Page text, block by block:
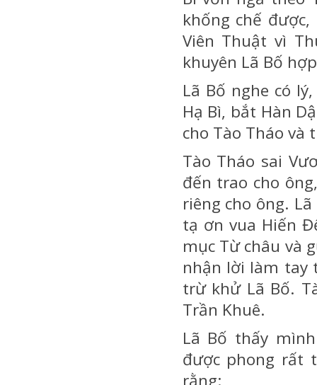
khống chế
Viên Thuật vì
khuyên Lã Bố
Lã Bố nghe có
Hạ Bì, bắt Hàn
cho Tào Tháo và
Tào Tháo sai
đến trao cho
riêng cho ông.
tạ ơn vua Hiến
mục Từ châu và
nhận lời làm tay
trừ khử Lã Bố.
Trần Khuê.
Lã Bố thấy
được phong rất
rằng: